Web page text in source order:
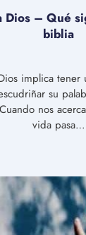
Dios – Qué
biblia
implica tener
su
nos
vida pasa…